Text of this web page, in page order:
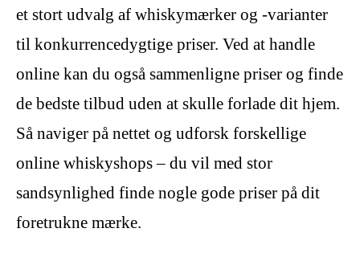
et stort udvalg af whiskymærker og -varianter
til konkurrencedygtige priser. Ved at handle
online kan du også sammenligne priser og finde
de bedste tilbud uden at skulle forlade dit hjem.
Så naviger på nettet og udforsk forskellige
online whiskyshops – du vil med stor
sandsynlighed finde nogle gode priser på dit
foretrukne mærke.